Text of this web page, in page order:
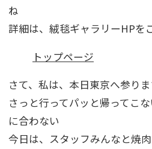
ね
詳細は、絨毯ギャラリーHPを
トップページ
さて、私は、本日東京へ参り
さっと行ってパッと帰ってこ
に合わない
今日は、スタッフみんなと焼